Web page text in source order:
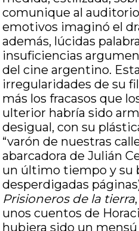
comunique al
emotivos imaginó el
además, lúcidas
insuficiencias
del cine argentino.
irregularidades de su
más los fracasos que
ulterior habría sido
desigual, con su
“varón de nuestras
abarcadora de Julián
un último tiempo y su
desperdigadas
Prisioneros de la tierra
unos cuentos de
hubiera sido un